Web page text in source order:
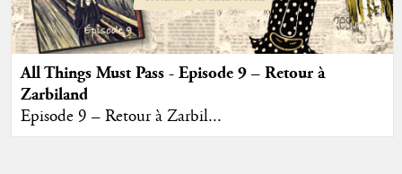
All Things Must Pass - Episode 9 – Retour à
Zarbiland
Episode 9 – Retour à Zarbil...